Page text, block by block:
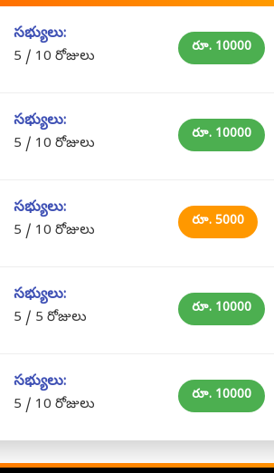
సభ్యులు:
5 / 10 రోజులు
రూ. 10000
సభ్యులు:
5 / 10 రోజులు
రూ. 10000
సభ్యులు:
5 / 10 రోజులు
రూ. 5000
సభ్యులు:
5 / 5 రోజులు
రూ. 10000
సభ్యులు:
5 / 10 రోజులు
రూ. 10000